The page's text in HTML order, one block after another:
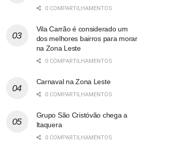
0 COMPARTILHAMENTOS
Vila Carrão é considerado um
dos melhores bairros para morar
na Zona Leste
0 COMPARTILHAMENTOS
Carnaval na Zona Leste
0 COMPARTILHAMENTOS
Grupo São Cristóvão chega a
Itaquera
0 COMPARTILHAMENTOS